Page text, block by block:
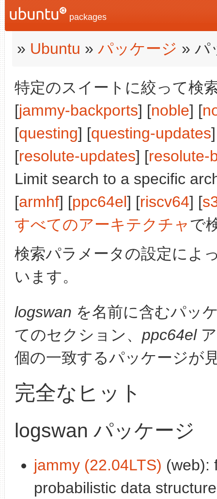
packages
» Ubuntu » パッケージ » パ
特定のスイートに絞って検
[jammy-backports] [noble] [
[questing] [questing-updates
[resolute-updates] [resolute-
Limit search to a specific
[armhf] [ppc64el] [riscv64] [
すべてのアーキテクチャで
検索パラメータの設定によ
います。
logswan を名前に含むパッ
てのセクション、 ppc64elア
個の一致するパッケージが
完全なヒット
logswan パッケージ
jammy (22.04LTS) (web):
probabilistic data